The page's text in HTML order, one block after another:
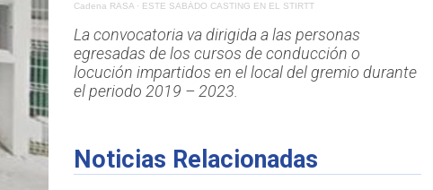
Cadena RASA· ESTE SABÁDO CASTING EN EL STIRTT
La convocatoria va dirigida a las personas
egresadas de los cursos de conducción o
locución impartidos en el local del gremio durante
el periodo 2019 – 2023.
Noticias Relacionadas